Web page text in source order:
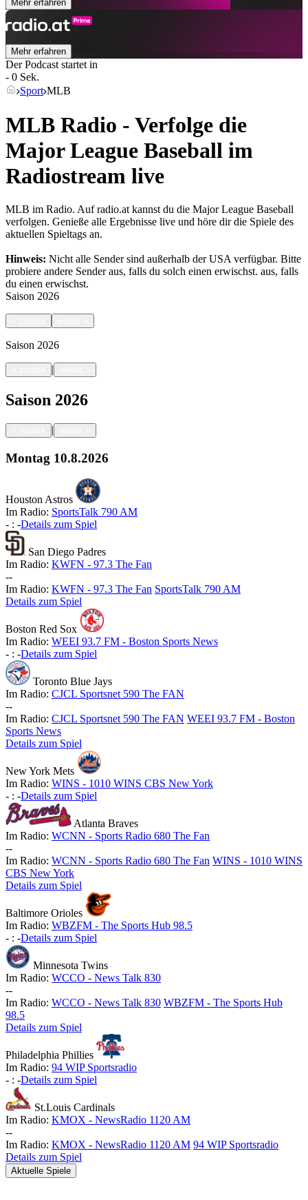
Mehr erfahren
Mehr erfahren
Der Podcast startet in
- 0 Sek.
Sport MLB
MLB Radio - Verfolge die
Major League Baseball im
Radiostream live
MLB im Radio. Auf radio.at kannst du die Major League Baseball
verfolgen. Genieße alle Ergebnisse live und höre dir die Spiele des
aktuellen Spieltags an.
Hinweis: Nicht alle Sender sind außerhalb der USA verfügbar. Bitte
probiere andere Sender aus, falls du solch einen erwischst. aus, falls
du einen erwischst.
Saison 2026
Saison 2026
|
Saison 2026
|
Montag 10.8.2026
Houston Astros
Im Radio: SportsTalk 790 AM
- : -Details zum Spiel
San Diego Padres
Im Radio: KWFN - 97.3 The Fan
--
Im Radio: KWFN - 97.3 The Fan SportsTalk 790 AM
Details zum Spiel
Boston Red Sox
Im Radio: WEEI 93.7 FM - Boston Sports News
- : -Details zum Spiel
Toronto Blue Jays
Im Radio: CJCL Sportsnet 590 The FAN
--
Im Radio: CJCL Sportsnet 590 The FAN WEEI 93.7 FM - Boston
Sports News
Details zum Spiel
New York Mets
Im Radio: WINS - 1010 WINS CBS New York
- : -Details zum Spiel
Atlanta Braves
Im Radio: WCNN - Sports Radio 680 The Fan
--
Im Radio: WCNN - Sports Radio 680 The Fan WINS - 1010 WINS
CBS New York
Details zum Spiel
Baltimore Orioles
Im Radio: WBZFM - The Sports Hub 98.5
- : -Details zum Spiel
Minnesota Twins
Im Radio: WCCO - News Talk 830
--
Im Radio: WCCO - News Talk 830 WBZFM - The Sports Hub
98.5
Details zum Spiel
Philadelphia Phillies
Im Radio: 94 WIP Sportsradio
- : -Details zum Spiel
St.Louis Cardinals
Im Radio: KMOX - NewsRadio 1120 AM
--
Im Radio: KMOX - NewsRadio 1120 AM 94 WIP Sportsradio
Details zum Spiel
Aktuelle Spiele